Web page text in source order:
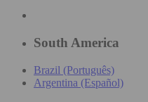
South America
Brazil (Português)
Argentina (Español)